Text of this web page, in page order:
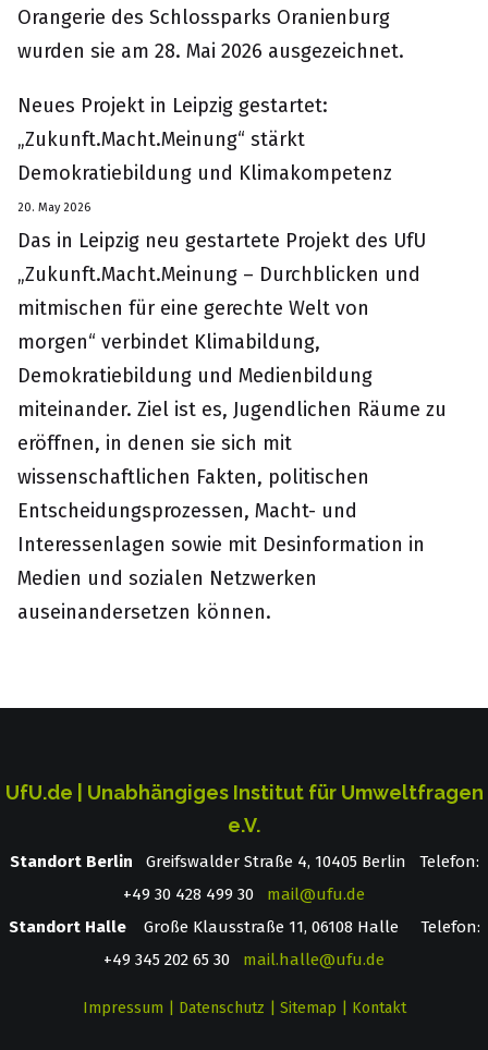
Orangerie des Schlossparks Oranienburg
wurden sie am 28. Mai 2026 ausgezeichnet.
Neues Projekt in Leipzig gestartet:
„Zukunft.Macht.Meinung“ stärkt
Demokratiebildung und Klimakompetenz
20. May 2026
Das in Leipzig neu gestartete Projekt des UfU
„Zukunft.Macht.Meinung – Durchblicken und
mitmischen für eine gerechte Welt von
morgen“ verbindet Klimabildung,
Demokratiebildung und Medienbildung
miteinander. Ziel ist es, Jugendlichen Räume zu
eröffnen, in denen sie sich mit
wissenschaftlichen Fakten, politischen
Entscheidungsprozessen, Macht- und
Interessenlagen sowie mit Desinformation in
Medien und sozialen Netzwerken
auseinandersetzen können.
UfU.de | Unabhängiges Institut für Umweltfragen
e.V.
Standort Berlin ­ Greifswalder Straße 4, 10405 Berlin Telefon:
+49 30 428 499 30 mail@ufu.de
Standort HalleGroße Klausstraße 11, 06108 Halle Telefon:
+49 345 202 65 30 mail.halle@ufu.de
Impressum Datenschutz Sitemap Kontakt